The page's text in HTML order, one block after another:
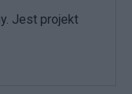
Jest projekt